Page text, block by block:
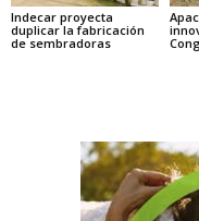
Indecar proyecta
duplicar la fabricación
de sembradoras